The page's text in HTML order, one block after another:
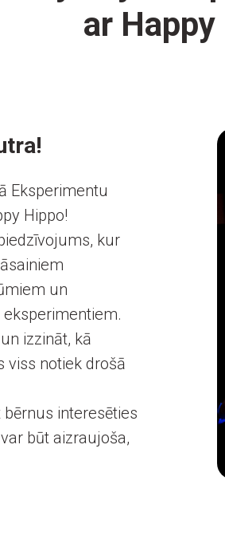
ar
Eksperimentu
Hippo!
kur
un
izzināt, kā
viss notiek drošā
interesēties
būt aizraujoša,